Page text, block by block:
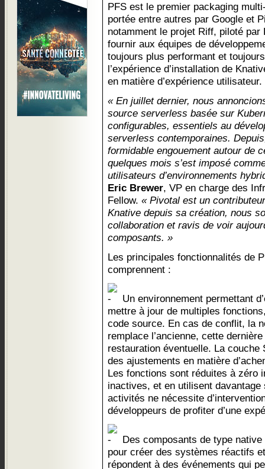
PFS est le premier packaging
portée entre autres par Google et
notamment le projet Riff, piloté
fournir aux équipes de
toujours plus performant et
l’expérience d’installation de
en matière d’expérience utilisateur.
« En juillet dernier, nous
source serverless basée sur
configurables, essentiels au
serverless contemporaines.
formidable engouement autour de
quelques mois s’est imposé
utilisateurs d’environnements
Eric Brewer, VP en charge des
Fellow. « Pivotal est un
Knative depuis sa création, nous
collaboration et ravis de voir
composants. »
Les principales fonctionnalités de
comprennent :
Un environnement permettant
mettre à jour de multiples
code source. En cas de conflit, la
remplace l’ancienne, cette
restauration éventuelle. La couche
des ajustements en matière
Les fonctions sont réduites à zéro
inactives, et en utilisent
activités ne nécessite
développeurs de profiter d’une
Des composants de type
pour créer des systèmes réactifs
répondent à des événements qui